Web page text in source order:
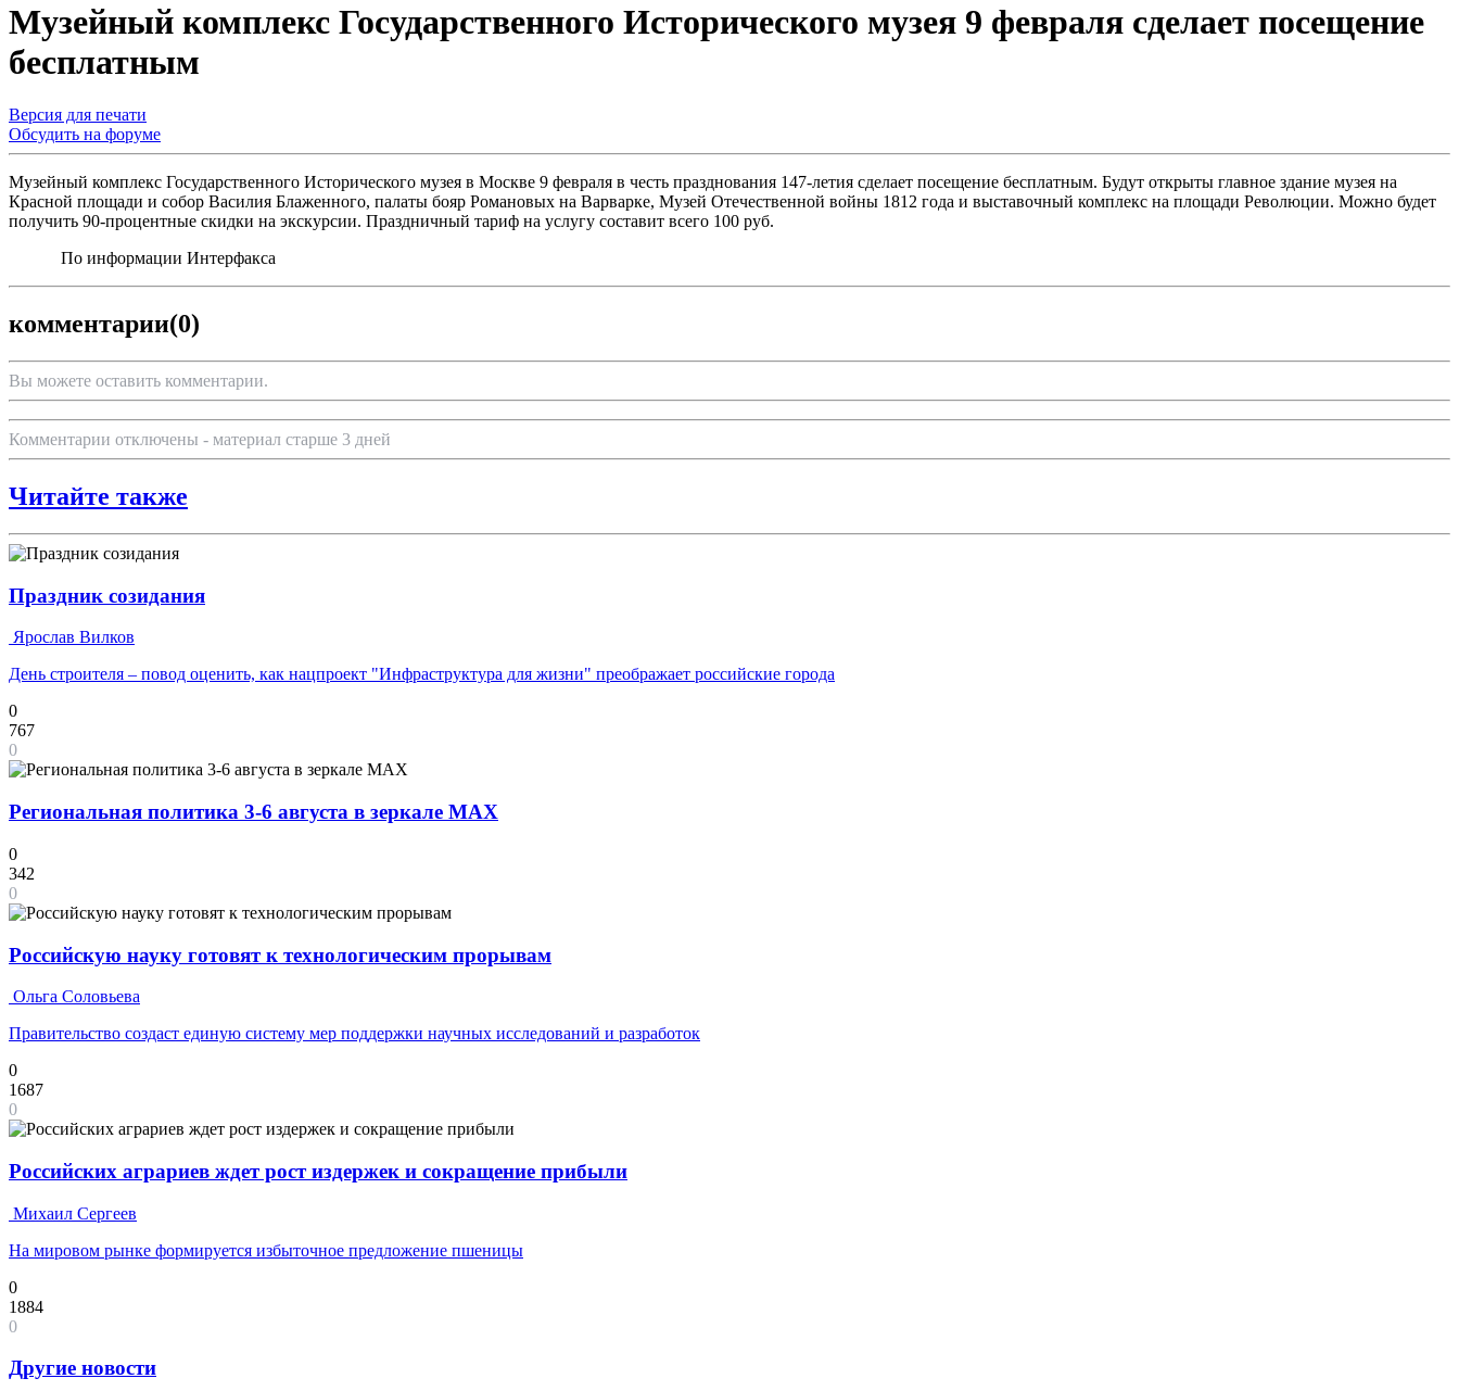
Музейный комплекс Государственного Исторического музея 9 февраля сделает посещение
бесплатным
Версия для печати
Обсудить на форуме
Музейный комплекс Государственного Исторического музея в Москве 9 февраля в честь празднования 147-летия сделает посещение бесплатным. Будут открыты главное здание музея на
Красной площади и собор Василия Блаженного, палаты бояр Романовых на Варварке, Музей Отечественной войны 1812 года и выставочный комплекс на площади Революции. Можно будет
получить 90-процентные скидки на экскурсии. Праздничный тариф на услугу составит всего 100 руб.
По информации Интерфакса
комментарии(0)
Вы можете оставить комментарии.
Комментарии отключены - материал старше 3 дней
Читайте также
Праздник созидания
Ярослав Вилков
День строителя – повод оценить, как нацпроект "Инфраструктура для жизни" преображает российские города
0
767
0
Региональная политика 3-6 августа в зеркале MAX
0
342
0
Российскую науку готовят к технологическим прорывам
Ольга Соловьева
Правительство создаст единую систему мер поддержки научных исследований и разработок
0
1687
0
Российских аграриев ждет рост издержек и сокращение прибыли
Михаил Сергеев
На мировом рынке формируется избыточное предложение пшеницы
0
1884
0
Другие новости